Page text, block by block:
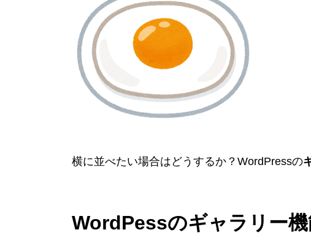
横に並べたい場合はどうするか？WordPressの
WordPessのギャラリー機